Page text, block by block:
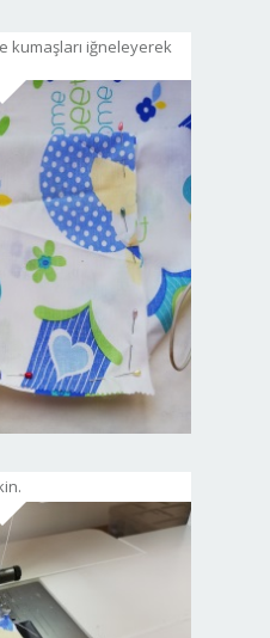
kumaşları iğneleyerek